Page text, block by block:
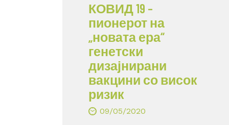
КОВИД 19 –
пионерот на
„новата ера“
генетски
дизајнирани
вакцини со висок
ризик
09/05/2020